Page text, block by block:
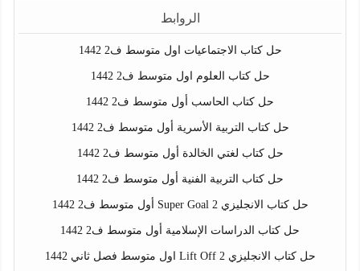
الروابط
حل كتاب الاجتماعيات اول متوسط ف2 1442
حل كتاب العلوم اول متوسط ف2 1442
حل كتاب الحاسب أول متوسط ف2 1442
حل كتاب التربية الأسرية أول متوسط ف2 1442
حل كتاب لغتي الخالدة أول متوسط ف2 1442
حل كتاب التربية الفنية أول متوسط ف2 1442
حل كتاب الانجليزي Super Goal 2 أول متوسط ف2 1442
حل كتاب الدراسات الإسلامية أول متوسط ف2 1442
حل كتاب الانجليزي Lift Off 2 اول متوسط فصل ثاني 1442